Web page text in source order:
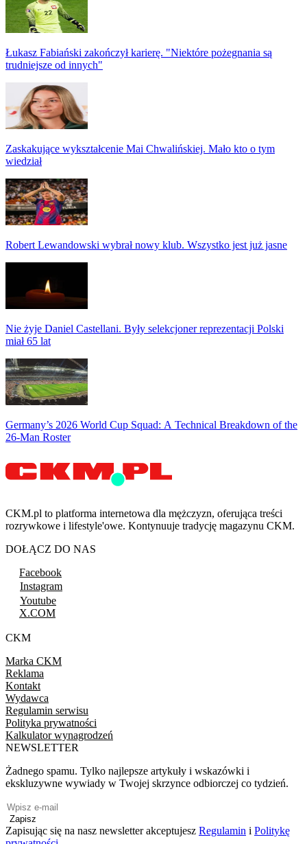
Łukasz Fabiański zakończył karierę. "Niektóre pożegnania są
trudniejsze od innych"
Zaskakujące wykształcenie Mai Chwalińskiej. Mało kto o tym
wiedział
Robert Lewandowski wybrał nowy klub. Wszystko jest już jasne
Nie żyje Daniel Castellani. Były selekcjoner reprezentacji Polski
miał 65 lat
Germany’s 2026 World Cup Squad: A Technical Breakdown of the
26-Man Roster
CKM.pl to platforma internetowa dla mężczyzn, oferująca treści
rozrywkowe i lifestyle'owe. Kontynuuje tradycję magazynu CKM.
DOŁĄCZ DO NAS
Facebook
Instagram
Youtube
X.COM
CKM
Marka CKM
Reklama
Kontakt
Wydawca
Regulamin serwisu
Polityka prywatności
Kalkulator wynagrodzeń
NEWSLETTER
Żadnego spamu. Tylko najlepsze artykuły i wskazówki i
ekskluzywne wywiady w Twojej skrzynce odbiorczej co tydzień.
Zapisz
Zapisując się na nasz newsletter akceptujesz Regulamin i Politykę